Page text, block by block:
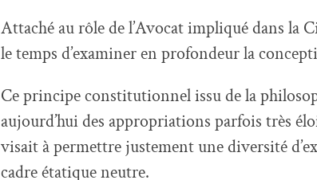
Attaché au rôledel’Avocat impliqué dans la
le temps d’examiner en profondeur la
Ce principe constitutionnel issudela
aujourd’hui des appropriations parfois très
visait à permettre justement une diversité
cadre étatique neutre.